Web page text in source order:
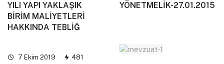
YILI YAPI YAKLAŞIK
BİRİM MALİYETLERİ
HAKKINDA TEBLİĞ
YÖNETMELİK-27.01.2015
7 Ekim 2019 481